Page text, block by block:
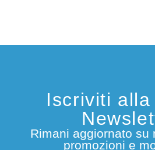
Iscriviti
Rimani aggiornato su
promozioni e